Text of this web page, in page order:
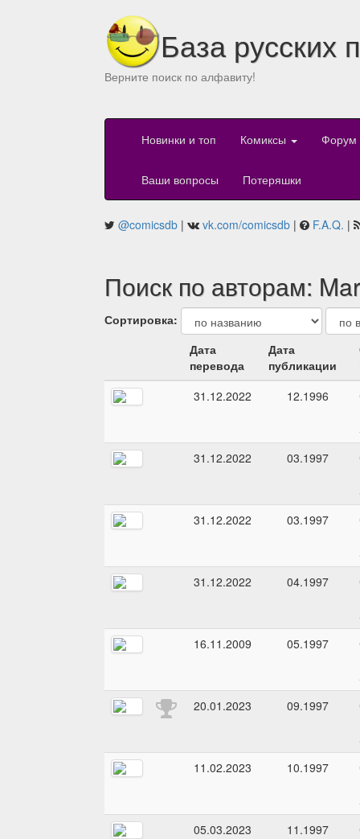
База русских
Верните поиск по алфавиту!
Новинки и топ Комиксы Форум
Ваши вопросы Потеряшки
@comicsdb | vk.com/comicsdb | F.A.Q. |
Поиск по авторам:
Сортировка:
Дата
перевода
Дата
публикации
31.12.2022
12.1996
31.12.2022
03.1997
31.12.2022
03.1997
31.12.2022
04.1997
16.11.2009
05.1997
20.01.2023
09.1997
11.02.2023
10.1997
05.03.2023
11.1997